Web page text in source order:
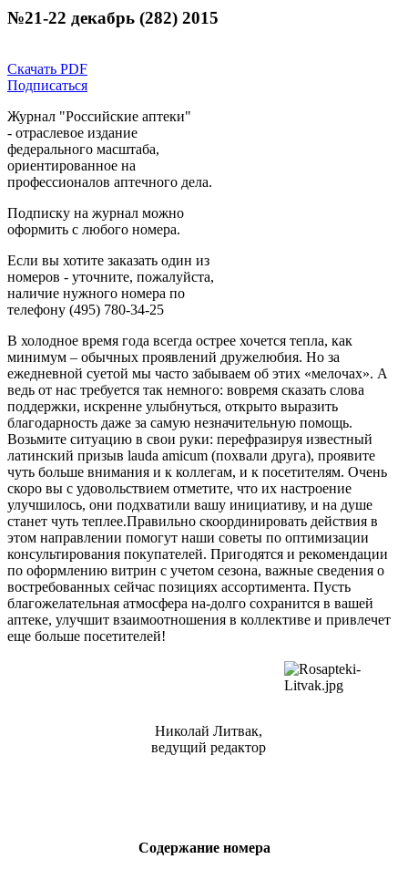
№21-22 декабрь (282) 2015
Скачать PDF
Подписаться
Журнал "Российские аптеки"
- отраслевое издание
федерального масштаба,
ориентированное на
профессионалов аптечного дела.
Подписку на журнал можно
оформить с любого номера.
Если вы хотите заказать один из
номеров - уточните, пожалуйста,
наличие нужного номера по
телефону (495) 780-34-25
В холодное время года всегда острее хочется тепла, как
минимум – обычных проявлений дружелюбия. Но за
ежедневной суетой мы часто забываем об этих «мелочах». А
ведь от нас требуется так немного: вовремя сказать слова
поддержки, искренне улыбнуться, открыто выразить
благодарность даже за самую незначительную помощь.
Возьмите ситуацию в свои руки: перефразируя известный
латинский призыв lauda amicum (похвали друга), проявите
чуть больше внимания и к коллегам, и к посетителям. Очень
скоро вы с удовольствием отметите, что их настроение
улучшилось, они подхватили вашу инициативу, и на душе
станет чуть теплее.Правильно скоординировать действия в
этом направлении помогут наши советы по оптимизации
консультирования покупателей. Пригодятся и рекомендации
по оформлению витрин с учетом сезона, важные сведения о
востребованных сейчас позициях ассортимента. Пусть
благожелательная атмосфера на-долго сохранится в вашей
аптеке, улучшит взаимоотношения в коллективе и привлечет
еще больше посетителей!
Николай Литвак,
ведущий редактор
Содержание номера